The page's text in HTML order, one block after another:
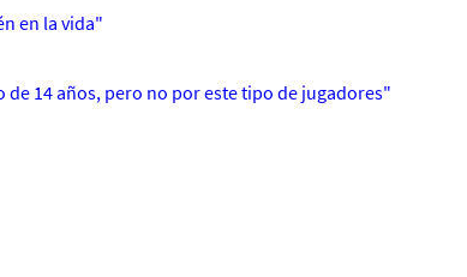
en la vida"
14 años, pero no por este tipo de jugadores"